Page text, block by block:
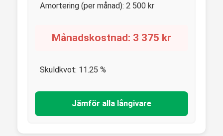
Amortering (per månad): 2 500 kr
Månadskostnad: 3 375 kr
Skuldkvot: 11.25 %
Jämför alla långivare